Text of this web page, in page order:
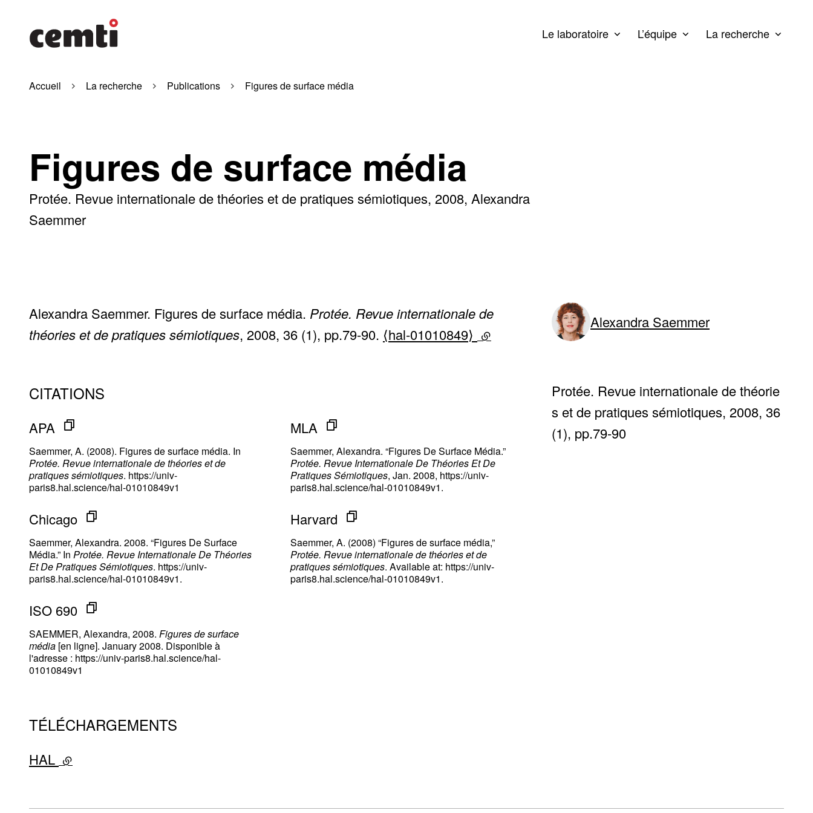
Le laboratoire L’équipe La recherche
Accueil La recherche Publications Figures de surface média
Figures de surface média
Protée. Revue internationale de théories et de pratiques sémiotiques 2008 Alexandra
Saemmer
Alexandra Saemmer
Protée. Revue internationale de théorie
s et de pratiques sémiotiques, 2008, 36
(1), pp.79-90
Alexandra Saemmer. Figures de surface média. Protée. Revue internationale de
théories et de pratiques sémiotiques, 2008, 36 (1), pp.79-90. ⟨hal-01010849⟩ (lien externe)
CITATIONS
APA
Saemmer, A. (2008). Figures de surface média. In
Protée. Revue internationale de théories et de
pratiques sémiotiques. https://univ-
paris8.hal.science/hal-01010849v1
MLA
Saemmer, Alexandra. “Figures De Surface Média.”
Protée. Revue Internationale De Théories Et De
Pratiques Sémiotiques, Jan. 2008, https://univ-
paris8.hal.science/hal-01010849v1.
Chicago
Saemmer, Alexandra. 2008. “Figures De Surface
Média.” In Protée. Revue Internationale De Théories
Et De Pratiques Sémiotiques. https://univ-
paris8.hal.science/hal-01010849v1.
Harvard
Saemmer, A. (2008) “Figures de surface média,”
Protée. Revue internationale de théories et de
pratiques sémiotiques. Available at: https://univ-
paris8.hal.science/hal-01010849v1.
ISO 690
SAEMMER, Alexandra, 2008. Figures de surface
média [en ligne]. January 2008. Disponible à
l'adresse : https://univ-paris8.hal.science/hal-
01010849v1
TÉLÉCHARGEMENTS
HAL - lien externe